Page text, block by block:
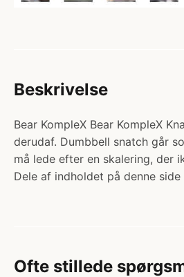
Beskrivelse
Bear KompleX Bear KompleX
derudaf. Dumbbell snatch går
må lede efter en skalering, der
Dele af indholdet på denne
Ofte stillede